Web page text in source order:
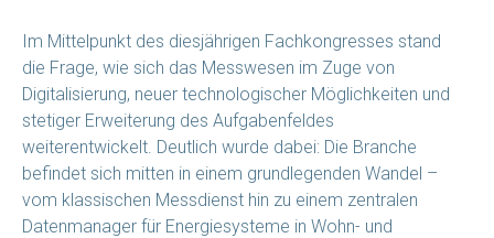
Im Mittelpunkt des diesjährigen Fachkongresses stand
die Frage, wie sich das Messwesen im Zuge von
Digitalisierung, neuer technologischer Möglichkeiten und
stetiger Erweiterung des Aufgabenfeldes
weiterentwickelt. Deutlich wurde dabei: Die Branche
befindet sich mitten in einem grundlegenden Wandel –
vom klassischen Messdienst hin zu einem zentralen
Datenmanager für Energiesysteme in Wohn- und